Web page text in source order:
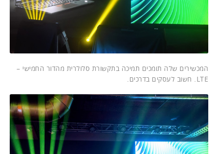
המכשירים שלה תומכים תמיכה בתקשורת סלולרית מהדור החמישי –
LTE. חשוב לעסקים בדרכים.